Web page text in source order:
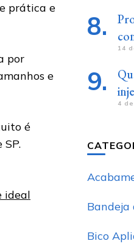
prática e
por
e
é
ideal
14
4
Bandeja
Bico